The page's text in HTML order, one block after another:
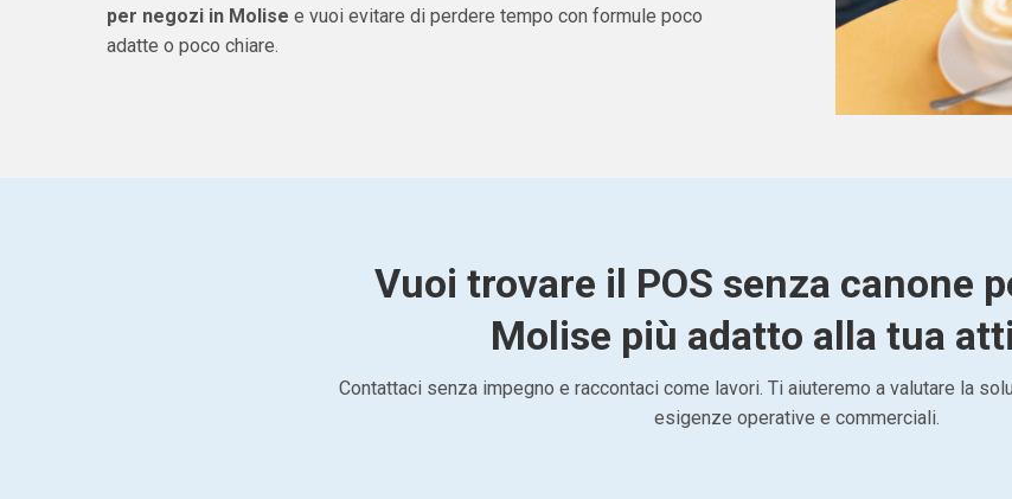
per negozi in Molise e vuoi evitare di perdere tempo con formule poco
adatte o poco chiare.
Vuoi trovare il POS senza canone
Molise più adatto alla tua
Contattaci senza impegno e raccontaci come lavori. Ti aiuteremo a valutare la
esigenze operative e commerciali.